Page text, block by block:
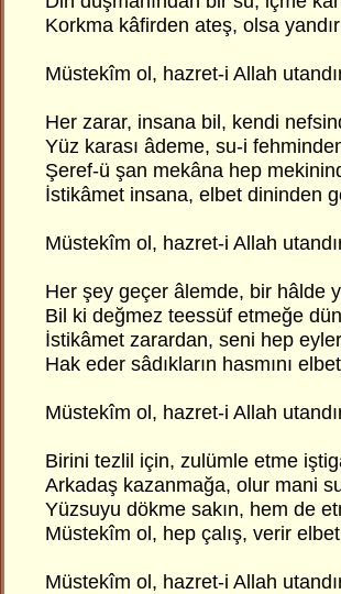
Korkma kâfirden ateş, olsa
Müstekîm ol, hazret-i Allah
Her zarar, insana bil, kendi
Yüz karası âdeme, su-i
Şeref-ü şan mekâna hep
İstikâmet insana, elbet dininden
Müstekîm ol, hazret-i Allah
Her şey geçer âlemde, bir hâlde
Bil ki değmez teessüf etmeğe
İstikâmet zarardan, seni hep
Hak eder sâdıkların hasmını
Müstekîm ol, hazret-i Allah
Birini tezlil için, zulümle etme
Arkadaş kazanmağa, olur mani
Yüzsuyu dökme sakın, hem de
Müstekîm ol, hep çalış, verir
Müstekîm ol, hazret-i Allah